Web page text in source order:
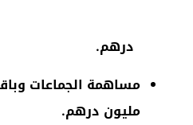
درهم.
مليون درهم.